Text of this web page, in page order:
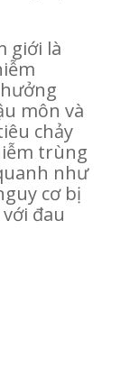
giới là
môn và
chảy
trùng
như
cơ bị
đau